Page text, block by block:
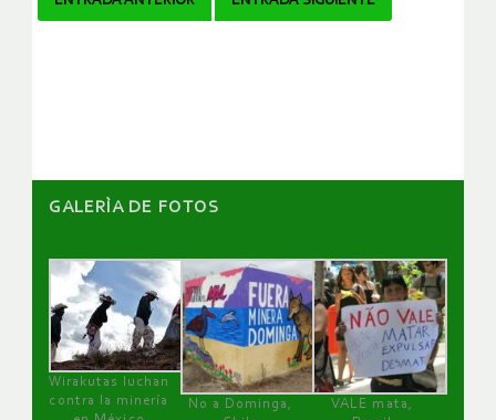
GALERÌA DE FOTOS
Wirakutas luchan
contra la minería
No a Dominga,
VALE mata,